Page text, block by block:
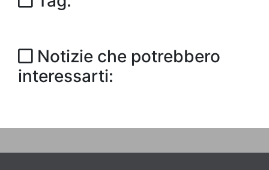
Notizie che potrebbero
interessarti: